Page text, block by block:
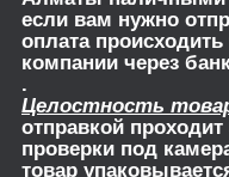
если вам нужно
оплата
компании через
.
Целостность
отправкой
проверки под
товар